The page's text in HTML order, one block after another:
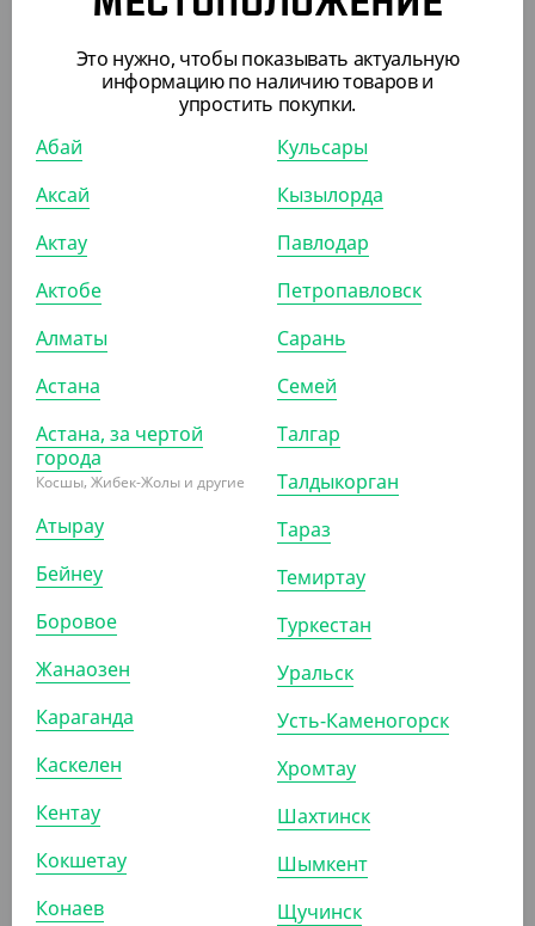
2 757.80
(2 757.80
Подложка без держателя, круглая, d 260 мм, высота
АРТ. 2203410
6 302.40
(40.40₸/ШТ)
Упаковка для тарталеток (3 шт)
УП (156)
Это нужно, чтобы показывать актуальную
информацию по наличию товаров и
упростить покупки.
Абай
Аксай
Актау
Актобе
Алматы
Астана
Астана, за чертой
города
Косшы, Жибек-Жолы и другие
Атырау
Бейнеу
Боровое
Жанаозен
Караганда
Каскелен
Кентау
Кокшетау
Конаев
Кульсары
Кызылорда
Павлодар
Петропавловск
Сарань
Семей
Талгар
Талдыкорган
Тараз
Темиртау
Туркестан
Уральск
Усть-Каменогорск
Хромтау
Шахтинск
Шымкент
Щучинск